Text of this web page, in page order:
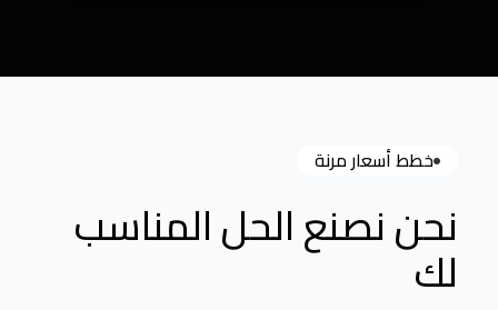
خطط أسعار مرنة
نحن نصنع الحل المناسب
لك